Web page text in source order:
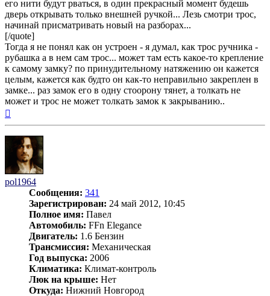
его нити будут рваться, в один прекрасный момент будешь
дверь открывать только внешней ручкой... Лезь смотри трос,
начинай присматривать новый на разборах...
[/quote]
Тогда я не понял как он устроен - я думал, как трос ручника -
рубашка а в нем сам трос... может там есть какое-то крепление
к самому замку? по принудительному натяжению он кажется
целым, кажется как будто он как-то неправильно закреплен в
замке... раз замок его в одну стоорону тянет, а толкать не
может и трос не может толкать замок к закрыванию..
pol1964
Сообщения: 341
Зарегистрирован: 24 май 2012, 10:45
Полное имя: Павел
Автомобиль: FFn Elegance
Двигатель: 1.6 Бензин
Трансмиссия: Механическая
Год выпуска: 2006
Климатика: Климат-контроль
Люк на крыше: Нет
Откуда: Нижний Новгород